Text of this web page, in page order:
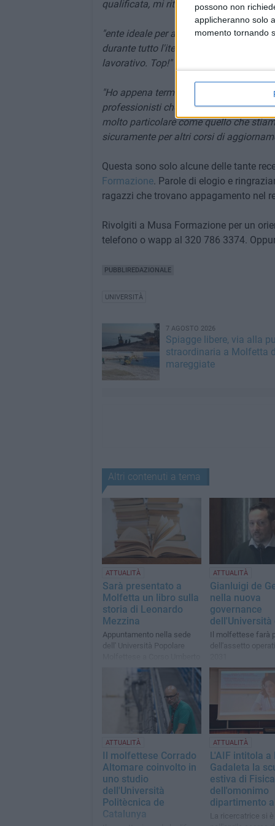
possono non
applicheranno solo
momento tornando
qualificata, mi ritengo uno studente
"ente ideale per affrontare l'Universitá.
durante tutto l'iter universitario.
lavorativo. Top!"
"Ho appena terminato un'esperienza
professionisti che mi hanno sempre
molto particolare come quello che
sicuramente per altri corsi di
Questa sono solo alcune delle tante
Formazione. Parole di elogio e
ragazzi che trovano appagamento nel
Rivolgiti a Musa Formazione per un
telefono o wapp al 320 786 3374.
PUBBLIREDAZIONALE
UNIVERSITÀ
7 AGOSTO 2026
Spiagge libere, via alla
straordinaria a Molfetta
mareggiate
Altri contenuti a tema
ATTUALITÀ
Sarà presentato a
Molfetta un libro sulla
storia di Leonardo
Mezzina
Appuntamento nella sede
dell' Università Popolare
ATTUALITÀ
Gianluigi de
nella nuova
governance
dell'Università
Il molfettese farà
dell'assetto
ATTUALITÀ
Il molfettese Corrado
Altomare coinvolto in
uno studio
dell'Università
Politècnica de
Catalunya
ATTUALITÀ
L'AIF intitola a
Gadaleta la
estiva di Fisica
dell'omonimo
dipartimento
La ricercatrice si